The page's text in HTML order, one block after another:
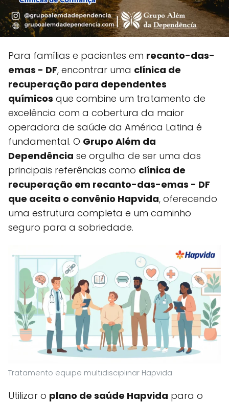
Para famílias e pacientes em recanto-das-
emas - DF, encontrar uma clínica de
recuperação para dependentes
químicos que combine um tratamento de
excelência com a cobertura da maior
operadora de saúde da América Latina é
fundamental. O Grupo Além da
Dependência se orgulha de ser uma das
principais referências como clínica de
recuperação em recanto-das-emas - DF
que aceita o convênio Hapvida, oferecendo
uma estrutura completa e um caminho
seguro para a sobriedade.
Tratamento equipe multidisciplinar Hapvida
Utilizar o plano de saúde Hapvida para o